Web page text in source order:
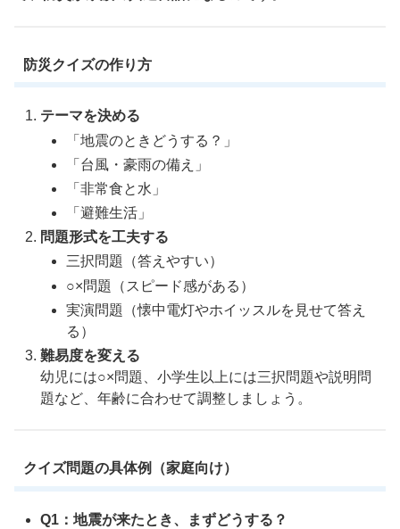
防災クイズの作り方
テーマを決める
「地震のときどうする？」
「台風・豪雨の備え」
「非常食と水」
「避難生活」
問題形式を工夫する
三択問題（答えやすい）
○×問題（スピード感がある）
実演問題（懐中電灯やホイッスルを見せて答え
る）
難易度を変える
幼児には○×問題、小学生以上には三択問題や説明問
題など、年齢に合わせて調整しましょう。
クイズ問題の具体例（家庭向け）
Q1：地震が来たとき、まずどうする？